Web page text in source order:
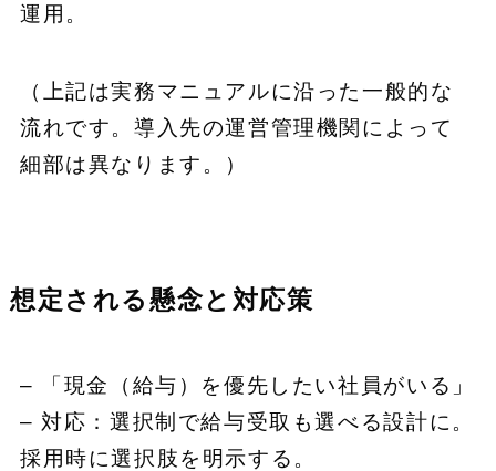
運用。
（上記は実務マニュアルに沿った一般的な
流れです。導入先の運営管理機関によって
細部は異なります。）
想定される懸念と対応策
– 「現金（給与）を優先したい社員がいる」
– 対応：選択制で給与受取も選べる設計に。
採用時に選択肢を明示する。